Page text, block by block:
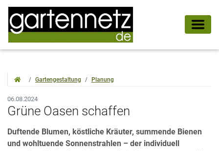
Gartengestaltung Planung
06.08.2024
Grüne Oasen schaffen
Duftende Blumen, köstliche Kräuter, summende Bienen
und wohltuende Sonnenstrahlen – der individuell